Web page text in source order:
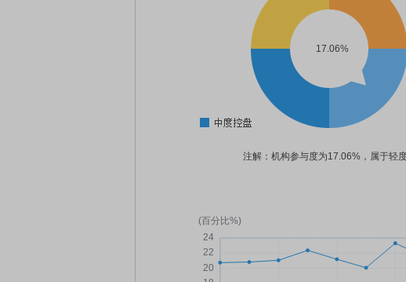
17.06%
注解：机构参与度为17.06%，属于轻